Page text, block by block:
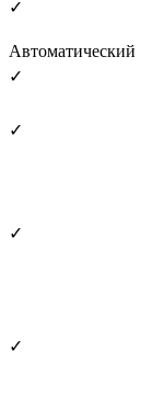
✓
Автоматический
✓
✓
✓
✓